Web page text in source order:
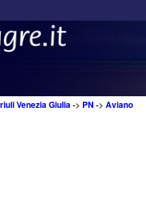
Venezia Giulia-> PN -> Aviano